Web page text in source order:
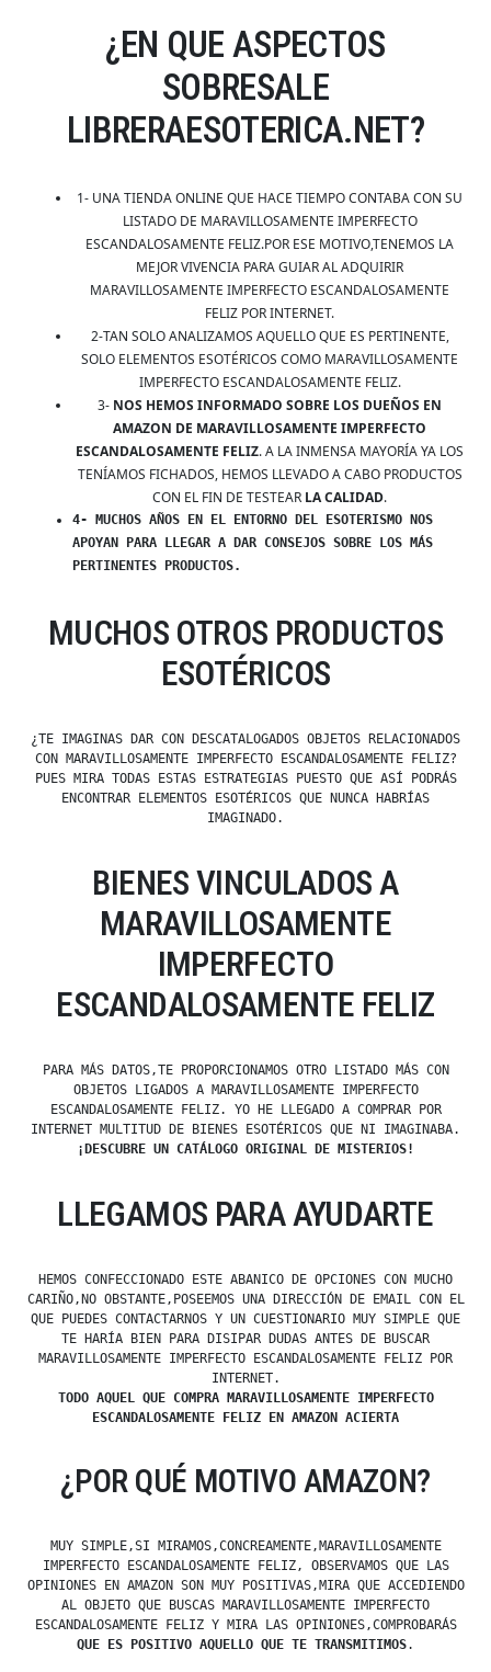
¿EN QUE ASPECTOS
SOBRESALE
LIBRERAESOTERICA.NET?
1- UNA TIENDA ONLINE QUE HACE TIEMPO CONTABA CON SU
LISTADO DE MARAVILLOSAMENTE IMPERFECTO
ESCANDALOSAMENTE FELIZ.POR ESE MOTIVO,TENEMOS LA
MEJOR VIVENCIA PARA GUIAR AL ADQUIRIR
MARAVILLOSAMENTE IMPERFECTO ESCANDALOSAMENTE
FELIZ POR INTERNET.
2-TAN SOLO ANALIZAMOS AQUELLO QUE ES PERTINENTE,
SOLO ELEMENTOS ESOTÉRICOS COMO MARAVILLOSAMENTE
IMPERFECTO ESCANDALOSAMENTE FELIZ.
3- NOS HEMOS INFORMADO SOBRE LOS DUEÑOS EN
AMAZON DE MARAVILLOSAMENTE IMPERFECTO
ESCANDALOSAMENTE FELIZ. A LA INMENSA MAYORÍA YA LOS
TENÍAMOS FICHADOS, HEMOS LLEVADO A CABO PRODUCTOS
CON EL FIN DE TESTEAR LA CALIDAD.
4- MUCHOS AÑOS EN EL ENTORNO DEL ESOTERISMO NOS
APOYAN PARA LLEGAR A DAR CONSEJOS SOBRE LOS MÁS
PERTINENTES PRODUCTOS.
MUCHOS OTROS PRODUCTOS
ESOTÉRICOS
¿TE IMAGINAS DAR CON DESCATALOGADOS OBJETOS RELACIONADOS
CON MARAVILLOSAMENTE IMPERFECTO ESCANDALOSAMENTE FELIZ?
PUES MIRA TODAS ESTAS ESTRATEGIAS PUESTO QUE ASÍ PODRÁS
ENCONTRAR ELEMENTOS ESOTÉRICOS QUE NUNCA HABRÍAS
IMAGINADO.
BIENES VINCULADOS A
MARAVILLOSAMENTE
IMPERFECTO
ESCANDALOSAMENTE FELIZ
PARA MÁS DATOS,TE PROPORCIONAMOS OTRO LISTADO MÁS CON
OBJETOS LIGADOS A MARAVILLOSAMENTE IMPERFECTO
ESCANDALOSAMENTE FELIZ. YO HE LLEGADO A COMPRAR POR
INTERNET MULTITUD DE BIENES ESOTÉRICOS QUE NI IMAGINABA.
¡DESCUBRE UN CATÁLOGO ORIGINAL DE MISTERIOS!
LLEGAMOS PARA AYUDARTE
HEMOS CONFECCIONADO ESTE ABANICO DE OPCIONES CON MUCHO
CARIÑO,NO OBSTANTE,POSEEMOS UNA DIRECCIÓN DE EMAIL CON EL
QUE PUEDES CONTACTARNOS Y UN CUESTIONARIO MUY SIMPLE QUE
TE HARÍA BIEN PARA DISIPAR DUDAS ANTES DE BUSCAR
MARAVILLOSAMENTE IMPERFECTO ESCANDALOSAMENTE FELIZ POR
INTERNET.
TODO AQUEL QUE COMPRA MARAVILLOSAMENTE IMPERFECTO
ESCANDALOSAMENTE FELIZ EN AMAZON ACIERTA
¿POR QUÉ MOTIVO AMAZON?
MUY SIMPLE,SI MIRAMOS,CONCREAMENTE,MARAVILLOSAMENTE
IMPERFECTO ESCANDALOSAMENTE FELIZ, OBSERVAMOS QUE LAS
OPINIONES EN AMAZON SON MUY POSITIVAS,MIRA QUE ACCEDIENDO
AL OBJETO QUE BUSCAS MARAVILLOSAMENTE IMPERFECTO
ESCANDALOSAMENTE FELIZ Y MIRA LAS OPINIONES,COMPROBARÁS
QUE ES POSITIVO AQUELLO QUE TE TRANSMITIMOS.